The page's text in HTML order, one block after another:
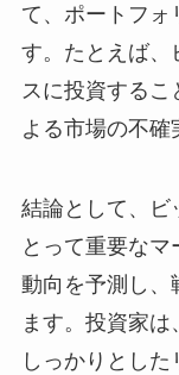
て、ポートフォ
す。たとえば、
スに投資する
よる市場の不確
結論として、ビ
とって重要な
動向を予測し、
ます。投資家は
しっかりとし